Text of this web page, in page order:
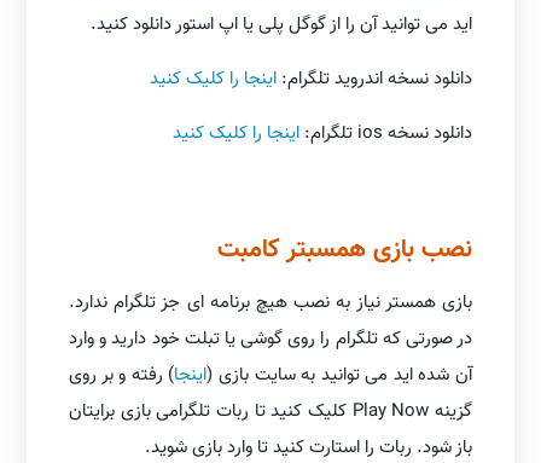
اید می توانید آن را از گوگل پلی یا اپ استور دانلود کنید.
دانلود نسخه اندروید تلگرام: اینجا را کلیک کنید
دانلود نسخه ios تلگرام:
اینجا را کلیک کنید
نصب بازی همسبتر کامبت
بازی همستر نیاز به نصب هیچ برنامه ای جز تلگرام ندارد.
در صورتی که تلگرام را روی گوشی یا تبلت خود دارید و وارد
آن شده اید می توانید به سایت بازی (اینجا) رفته و بر روی
گزینه Play Now کلیک کنید تا ربات تلگرامی بازی برایتان
باز شود. ربات را استارت کنید تا وارد بازی شوید.